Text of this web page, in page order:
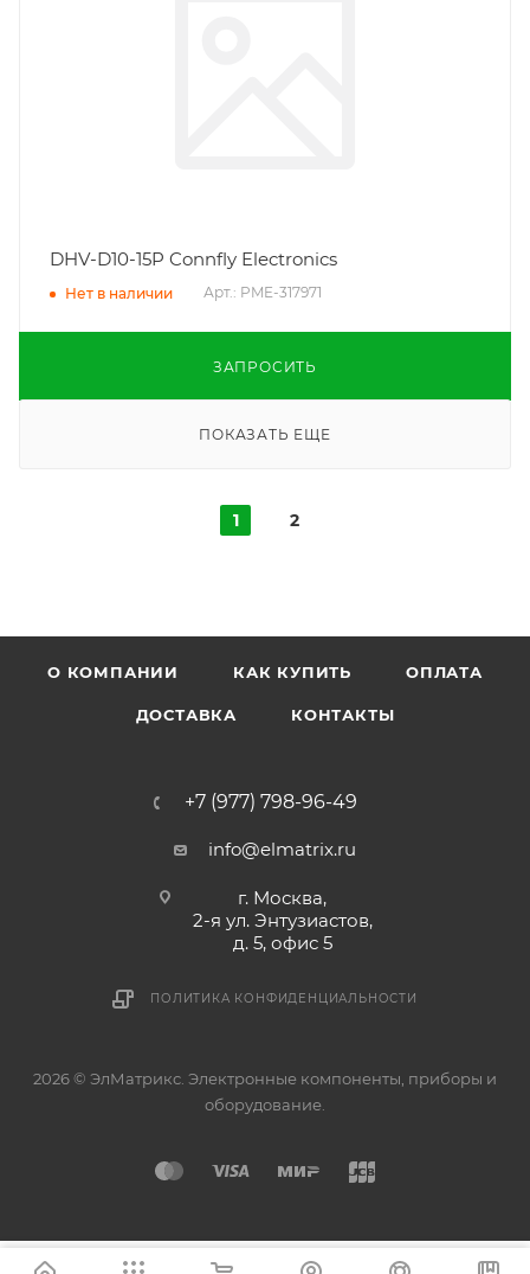
DHV-D10-15P Connfly Electronics
Нет в наличии Арт.: PME-317971
ЗАПРОСИТЬ
ПОКАЗАТЬ ЕЩЕ
1 2
О КОМПАНИИ КАК КУПИТЬ ОПЛАТА
ДОСТАВКА КОНТАКТЫ
+7 (977) 798-96-49
info@elmatrix.ru
г. Москва,
2-я ул. Энтузиастов,
д. 5, офис 5
ПОЛИТИКА КОНФИДЕНЦИАЛЬНОСТИ
2026 © ЭлМатрикс. Электронные компоненты, приборы и
оборудование.